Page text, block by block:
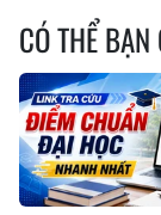
CÓ THỂ